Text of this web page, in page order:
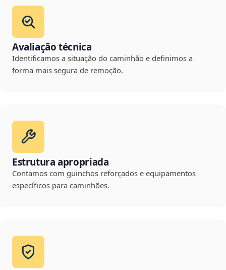
Avaliação técnica
Identificamos a situação do caminhão e definimos a
forma mais segura de remoção.
Estrutura apropriada
Contamos com guinchos reforçados e equipamentos
específicos para caminhões.